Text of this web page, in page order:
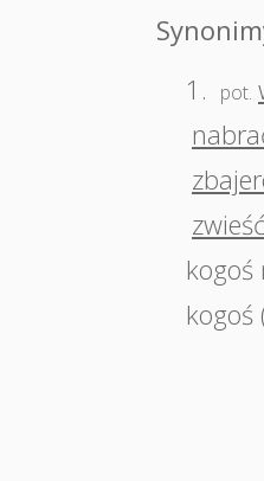
1.
pot.
zwieść
kogoś
kogoś